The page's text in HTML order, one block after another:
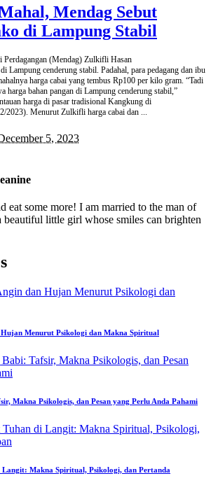
Mendag Sebut
di Lampung Stabil
Perdagangan (Mendag) Zulkifli Hasan
Lampung cenderung stabil. Padahal, para pedagang dan ibu
harga cabai yang tembus Rp100 per kilo gram. “Tadi
harga bahan pangan di Lampung cenderung stabil,”
harga di pasar tradisional Kangkung di
2023). Menurut Zulkifli harga cabai dan ...
5, 2023
eat some more! I am married to the man of
beautiful little girl whose smiles can brighten
Menurut Psikologi dan Makna Spiritual
Makna Psikologis, dan Pesan yang Perlu Anda Pahami
Makna Spiritual, Psikologi, dan Pertanda